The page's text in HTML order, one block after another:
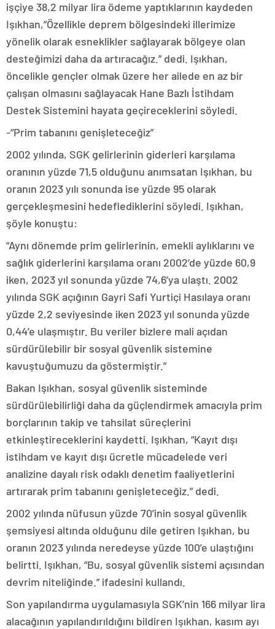
işçiye 38,2 milyar lira ödeme yaptıklarının kaydeden
Işıkhan,”Özellikle deprem bölgesindeki illerimize
yönelik olarak esneklikler sağlayarak bölgeye olan
desteğimizi daha da artıracağız.” dedi. Işıkhan,
öncelikle gençler olmak üzere her ailede en az bir
çalışan olmasını sağlayacak Hane Bazlı İstihdam
Destek Sistemini hayata geçireceklerini söyledi.
-“Prim tabanını genişleteceğiz”
2002 yılında, SGK gelirlerinin giderleri karşılama
oranının yüzde 71,5 olduğunu anımsatan Işıkhan, bu
oranın 2023 yılı sonunda ise yüzde 95 olarak
gerçekleşmesini hedeflediklerini söyledi. Işıkhan,
şöyle konuştu:
“Aynı dönemde prim gelirlerinin, emekli aylıklarını ve
sağlık giderlerini karşılama oranı 2002’de yüzde 60,9
iken, 2023 yıl sonunda yüzde 74,6’ya ulaştı. 2002
yılında SGK açığının Gayri Safi Yurtiçi Hasılaya oranı
yüzde 2,2 seviyesinde iken 2023 yıl sonunda yüzde
0,44’e ulaşmıştır. Bu veriler bizlere mali açıdan
sürdürülebilir bir sosyal güvenlik sistemine
kavuştuğumuzu da göstermiştir.”
Bakan Işıkhan, sosyal güvenlik sisteminde
sürdürülebilirliği daha da güçlendirmek amacıyla prim
borçlarının takip ve tahsilat süreçlerini
etkinleştireceklerini kaydetti. Işıkhan, “Kayıt dışı
istihdam ve kayıt dışı ücretle mücadelede veri
analizine dayalı risk odaklı denetim faaliyetlerini
artırarak prim tabanını genişleteceğiz.” dedi.
2002 yılında nüfusun yüzde 70’inin sosyal güvenlik
şemsiyesi altında olduğunu dile getiren Işıkhan, bu
oranın 2023 yılında neredeyse yüzde 100’e ulaştığını
belirtti. Işıkhan, “Bu, sosyal güvenlik sistemi açısından
devrim niteliğinde.” ifadesini kullandı.
Son yapılandırma uygulamasıyla SGK’nin 166 milyar lira
alacağının yapılandırıldığını bildiren Işıkhan, kasım ayı